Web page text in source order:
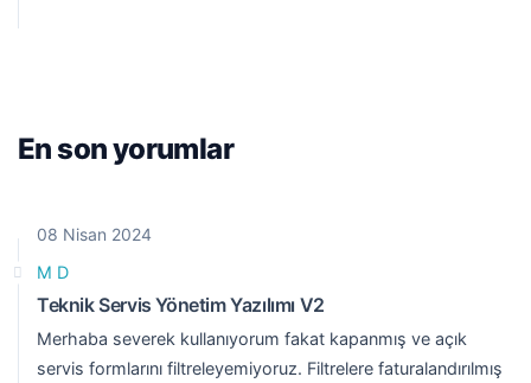
En son yorumlar
08 Nisan 2024
M D
Teknik Servis Yönetim Yazılımı V2
Merhaba severek kullanıyorum fakat kapanmış ve açık
servis formlarını filtreleyemiyoruz. Filtrelere faturalandırılmış